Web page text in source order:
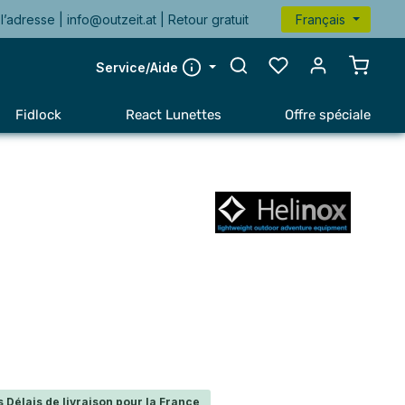
|info@outzeit.at | Retour gratuit Français
Service/Aide
Le
Fidlock React Lunettes Offre spéciale
Délais de livraison pour la France